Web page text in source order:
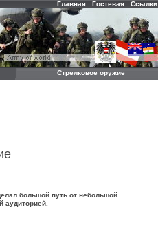
Главная Гостевая Ссылки
Стрелковое оружие
большой путь от небольшой
аудиторией.